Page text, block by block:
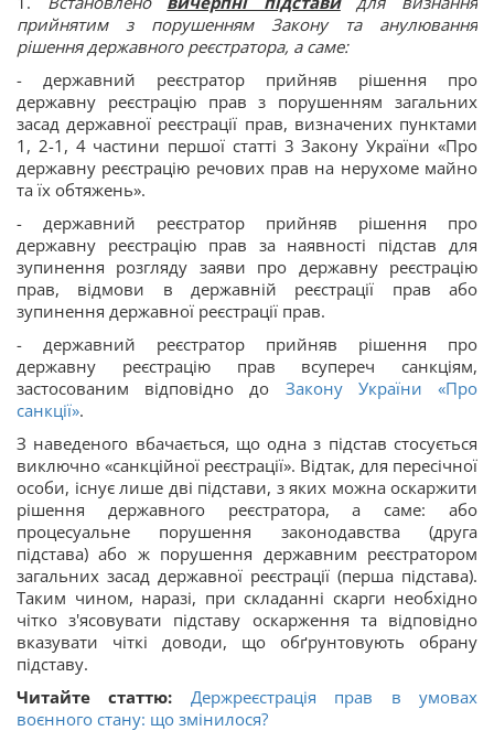
прийнятим з порушенням Закону та анулювання
рішення державного реєстратора, а саме:
- державний реєстратор прийняв рішення про
державну реєстрацію прав з порушенням загальних
засад державної реєстрації прав, визначених пунктами
1, 2-1, 4 частини першої статті 3 Закону України «Про
державну реєстрацію речових прав на нерухоме майно
та їх обтяжень».
- державний реєстратор прийняв рішення про
державну реєстрацію прав за наявності підстав для
зупинення розгляду заяви про державну реєстрацію
прав, відмови в державній реєстрації прав або
зупинення державної реєстрації прав.
- державний реєстратор прийняв рішення про
державну реєстрацію прав всупереч санкціям,
застосованим відповідно до Закону України «Про
санкції».
З наведеного вбачається, що одна з підстав стосується
виключно «санкційної реєстрації». Відтак, для пересічної
особи, існує лише дві підстави, з яких можна оскаржити
рішення державного реєстратора, а саме: або
процесуальне порушення законодавства (друга
підстава) або ж порушення державним реєстратором
загальних засад державної реєстрації (перша підстава).
Таким чином, наразі, при складанні скарги необхідно
чітко з'ясовувати підставу оскарження та відповідно
вказувати чіткі доводи, що обґрунтовують обрану
підставу.
Читайте статтю: Держреєстрація прав в умовах
воєнного стану: що змінилося?